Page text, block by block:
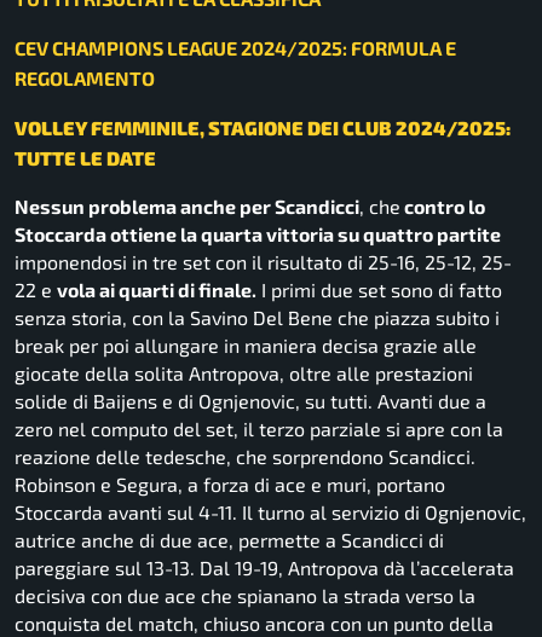
CEV CHAMPIONS LEAGUE 2024/2025: FORMULA E
REGOLAMENTO
VOLLEY FEMMINILE, STAGIONE DEI CLUB 2024/2025:
TUTTE LE DATE
Nessun problema anche per Scandicci, che contro lo
Stoccarda ottiene la quarta vittoria su quattro partite
imponendosi in tre set con il risultato di 25-16, 25-12, 25-
22 e vola ai quarti di finale. I primi due set sono di fatto
senza storia, con la Savino Del Bene che piazza subito i
break per poi allungare in maniera decisa grazie alle
giocate della solita Antropova, oltre alle prestazioni
solide di Baijens e di Ognjenovic, su tutti. Avanti due a
zero nel computo del set, il terzo parziale si apre con la
reazione delle tedesche, che sorprendono Scandicci.
Robinson e Segura, a forza di ace e muri, portano
Stoccarda avanti sul 4-11. Il turno al servizio di Ognjenovic,
autrice anche di due ace, permette a Scandicci di
pareggiare sul 13-13. Dal 19-19, Antropova dà l’accelerata
decisiva con due ace che spianano la strada verso la
conquista del match, chiuso ancora con un punto della